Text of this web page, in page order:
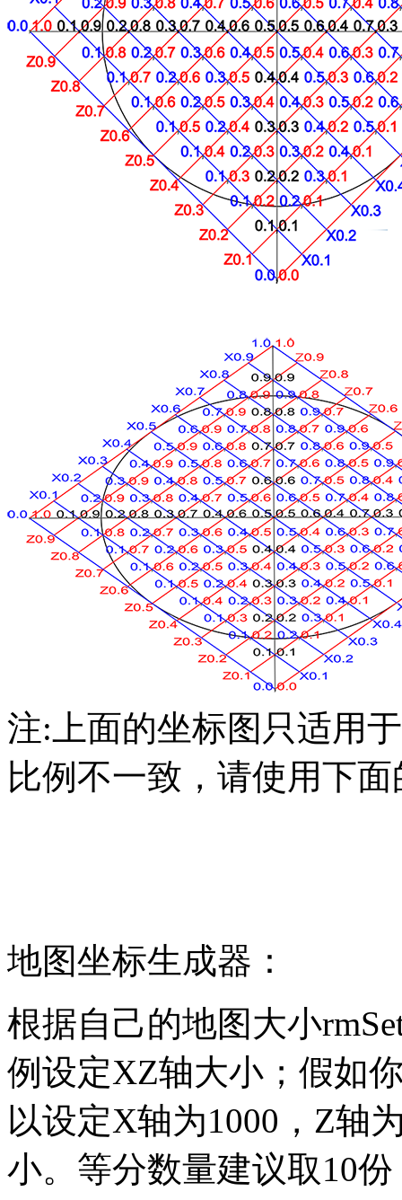
注:上面的坐标图只适用
比例不一致，请使用下
地图坐标生成器：
根据自己的地图大小
例设定XZ轴大小；假如
以设定X轴为1000，Z轴
小。等分数量建议取10